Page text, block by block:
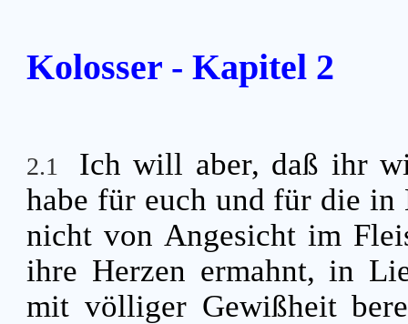
Kolosser - Kapitel 2
2.1
Ich will aber, daß ihr
habe für euch und für die
nicht von Angesicht im
ihre Herzen ermahnt, in
mit völliger Gewißheit